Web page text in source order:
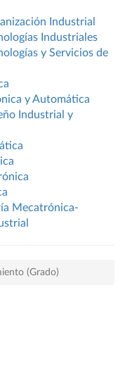
Industrial
Industriales
y Servicios de
y Automática
Industrial y
Mecatrónica-
(Grado)